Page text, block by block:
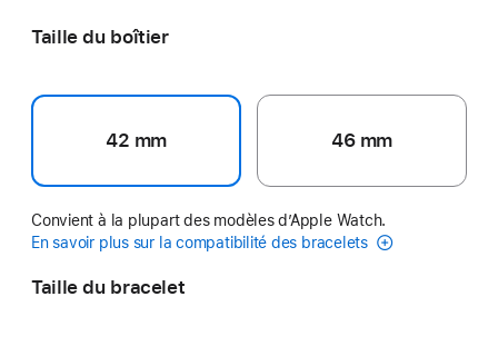
Taille du boîtier
42 mm 46 mm
Convient à la plupart des modèles d’Apple Watch.
En savoir plus sur la compatibilité des bracelets
Taille du bracelet